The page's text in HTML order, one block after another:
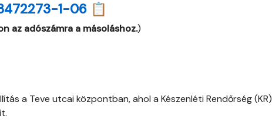
1-06 📋
az adószámra a másoláshoz.)
a Teve utcai központban, ahol a Készenléti Rendőrség (KR)